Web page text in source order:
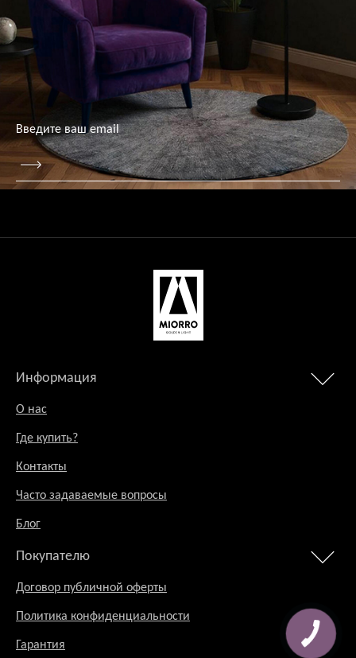
Информация
О нас
Где купить?
Контакты
Часто задаваемые вопросы
Блог
Покупателю
Договор публичной оферты
Политика конфиденциальности
Гарантия